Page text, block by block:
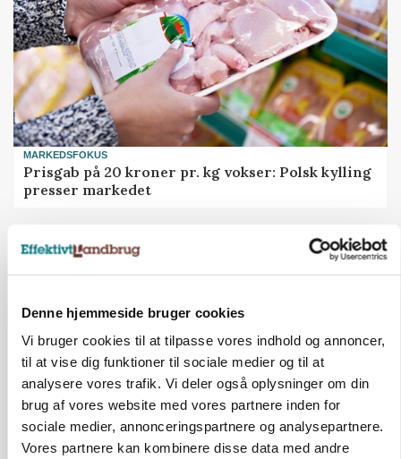
Denne hjemmeside bruger cookies
Vi bruger cookies til at tilpasse vores indhold og annoncer,
til at vise dig funktioner til sociale medier og til at
analysere vores trafik. Vi deler også oplysninger om din
brug af vores website med vores partnere inden for
sociale medier, annonceringspartnere og analysepartnere.
Vores partnere kan kombinere disse data med andre
MARKEDSFOKUS
Prisgab på 20 kroner pr. kg vokser: Polsk kylling
presser markedet